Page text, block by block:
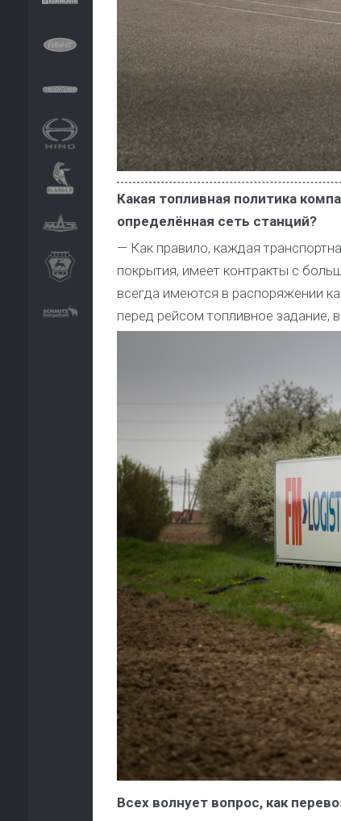
Какая топливная политика
определённая сеть станций?
— Как правило, каждая
покрытия, имеет контракты с
всегда имеются в распоряжении
перед рейсом топливное
Всех волнует вопрос, как